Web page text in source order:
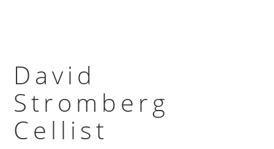
David
Stromberg
Cellist